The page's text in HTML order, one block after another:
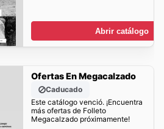
Abrir catálogo
Ofertas En Megacalzado
Caducado
Este catálogo venció. ¡Encuentra
más ofertas de Folleto
Megacalzado próximamente!